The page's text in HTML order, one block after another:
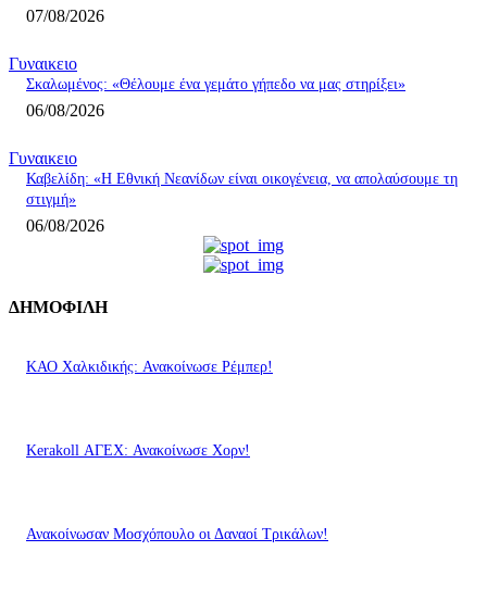
07/08/2026
Γυναικειο
Σκαλωμένος: «Θέλουμε ένα γεμάτο γήπεδο να μας στηρίξει»
06/08/2026
Γυναικειο
Καβελίδη: «Η Εθνική Νεανίδων είναι οικογένεια, να απολαύσουμε τη
στιγμή»
06/08/2026
ΔΗΜΟΦΙΛΗ
ΚΑΟ Χαλκιδικής: Ανακοίνωσε Ρέμπερ!
Kerakoll ΑΓΕΧ: Ανακοίνωσε Χορν!
Ανακοίνωσαν Μοσχόπουλο οι Δαναοί Τρικάλων!